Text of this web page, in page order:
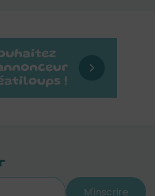
M'inscrire